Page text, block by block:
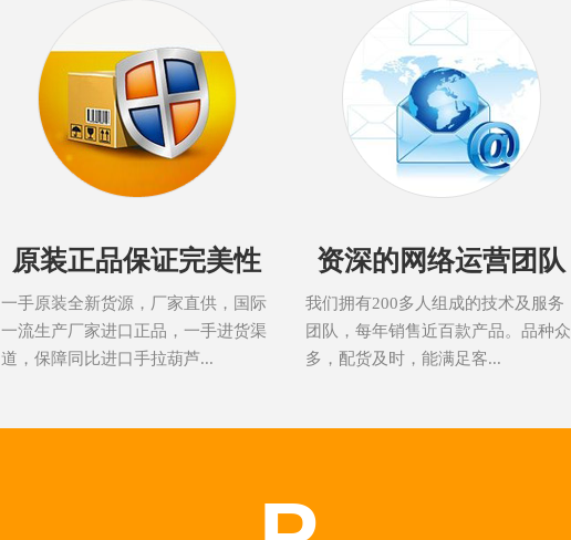
原装正品保证完美性
一手原装全新货源，厂家直供，国际
一流生产厂家进口正品，一手进货渠
道，保障同比进口手拉葫芦...
资深的网络运营团队
我们拥有200多人组成的技术及服务
团队，每年销售近百款产品。品种众
多，配货及时，能满足客...